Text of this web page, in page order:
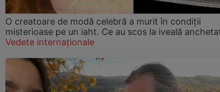
O creatoare de modă celebră a murit în condiții
misterioase pe un iaht. Ce au scos la iveală
Vedete internaționale